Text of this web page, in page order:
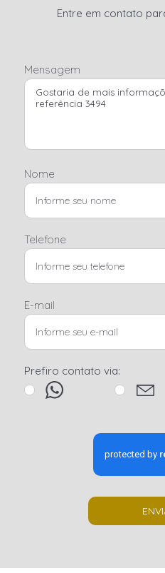
Entre em contato
Mensagem
Nome
Telefone
E-mail
Prefiro contato via: